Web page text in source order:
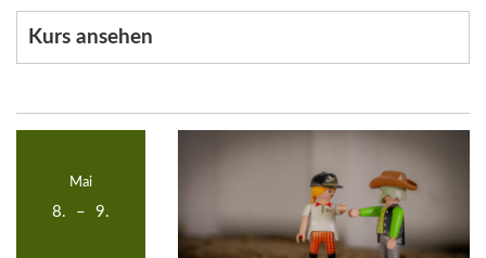
Kurs ansehen
8. – 9.
Mai